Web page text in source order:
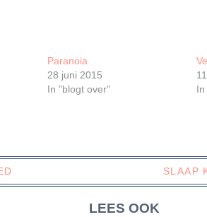
Paranoia
28 juni 2015
In "blogt over"
SLAAP
LEES OOK